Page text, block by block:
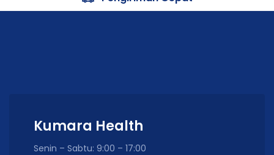
Kumara Health
Senin – Sabtu: 9:00 – 17:00